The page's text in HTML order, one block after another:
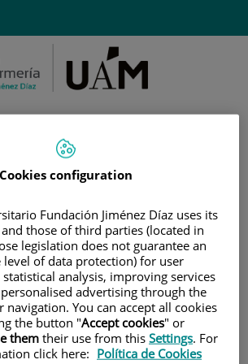
DE GARANTÍA DE CALIDAD
|COMISIONES DELEGADAS
DELEGADAS
Cookies configuration
Fundación Jiménez Díaz uses its
those of third parties (located in
legislation does not guarantee an
level of data protection) for user
analysis, improving services
advertising through the
navigation. You can accept all cookies
the button "Accept cookies" or
them their use from this Settings. For
click here: Política de Cookies